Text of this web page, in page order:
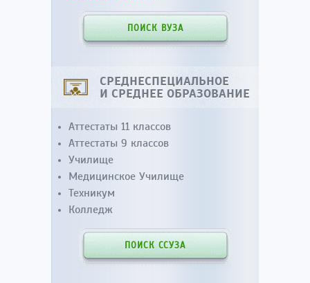
ПОИСК ВУЗА
СРЕДНЕСПЕЦИАЛЬНОЕ
И СРЕДНЕЕ ОБРАЗОВАНИЕ
Аттестаты 11 классов
Аттестаты 9 классов
Училище
Медицинское Училище
Техникум
Колледж
ПОИСК ССУЗА